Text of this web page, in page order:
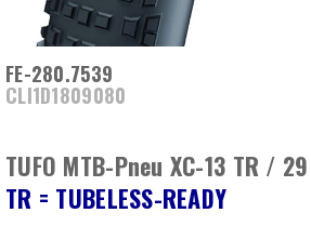
FE-280.7539
CLI1D1809080
TUFO MTB-Pneu XC-13 TR /
TR = TUBELESS-READY